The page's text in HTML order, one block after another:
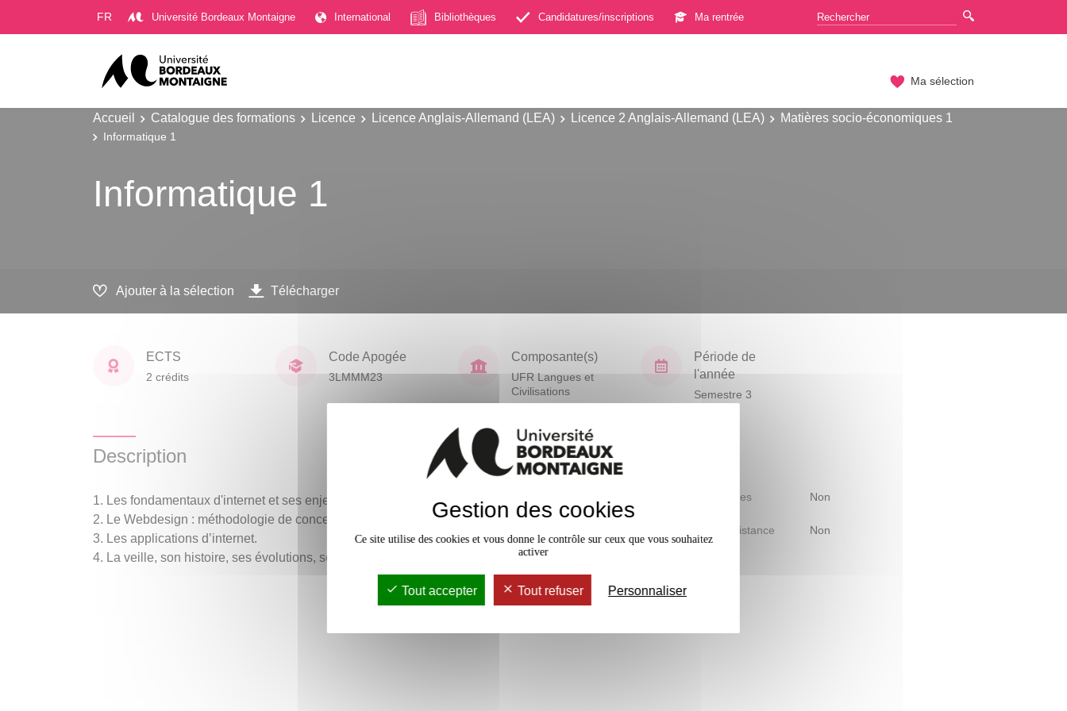
FR Université Bordeaux Montaigne International Bibliothèques Candidatures/inscriptions Ma rentrée
Ma sélection
Accueil Catalogue des formations Licence Licence Anglais-Allemand (LEA) Licence 2 Anglais-Allemand (LEA) Matières socio-économiques 1
Informatique 1
Informatique 1
Ajouter à la sélection Télécharger
ECTS
2 crédits
Code Apogée
3LMMM23
Composante(s)
UFR Langues et
Civilisations
Période de
l'année
Semestre 3
Description
Les fondamentaux d'internet et ses enjeux.
Le Webdesign : méthodologie de conception de site Web.
Les applications d’internet.
La veille, son histoire, ses évolutions, ses pratiques ; Cas pratiques.
Mobilité d'études Non
Accessible à distance Non
Gestion des cookies
Ce site utilise des cookies et vous donne le contrôle sur ceux que vous souhaitez
activer
Tout accepter Tout refuser Personnaliser